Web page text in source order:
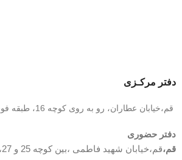
دفتر مرکـزی
قم،خیابان عطاران، رو به روی کوچه 16، طبقه فوقانی دفتر پیشخوان
دفتر حضوری
قم،قم،خیابان شهید فاطمی ،بین کوچه 25 و 27، رو به روی بهزیستی